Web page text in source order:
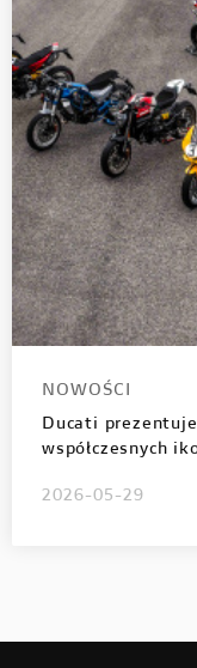
NOWOŚCI
Ducati
współczesnych
2026-05-29